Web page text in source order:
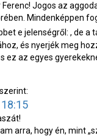
Ferenc! Jogos az
Mindenképpen
e jelenségről: , de a
és nyerjék meg
ez az egyes
szerint:
arra, hogy én, mint